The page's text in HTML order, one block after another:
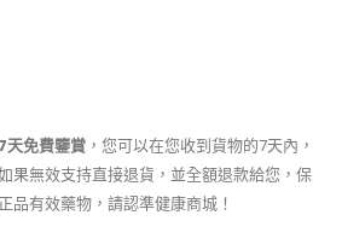
天免費鑒賞 ，您可以在您收到貨物的7天內，
果無效支持直接退貨，並全額退款給您，保
品有效藥物，請認準健康商城！